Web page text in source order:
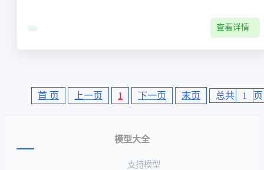
查看详情
首 页 上一页 1 下一页 末页 总共 1 页
模型大全
支持模型